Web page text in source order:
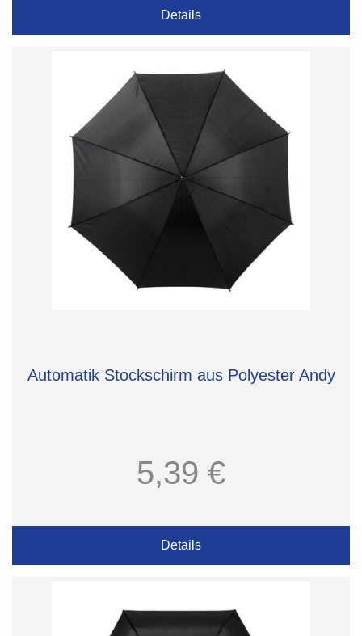
Details
Automatik Stockschirm aus Polyester Andy
5,39 €
Details